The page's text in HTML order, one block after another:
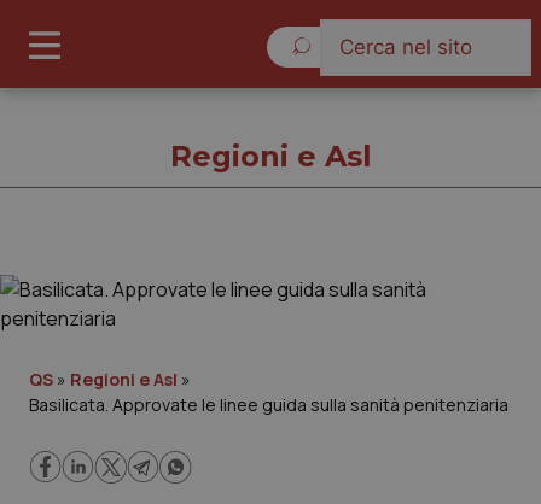
Governo e Parlamento
Regioni e Asl
Regioni e Asl
QS » Regioni e Asl »
Basilicata. Approvate le linee guida sulla sanità penitenziaria